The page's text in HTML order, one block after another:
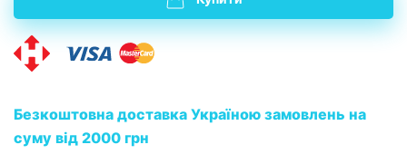
Безкоштовна доставка Україною замовлень на
суму від 2000 грн